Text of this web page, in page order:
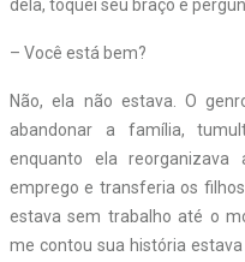
dela, toquei seu braço e
– Você está bem?
Não, ela não estava. O
abandonar a família,
enquanto ela
emprego e transferia os
estava sem trabalho até o
me contou sua história